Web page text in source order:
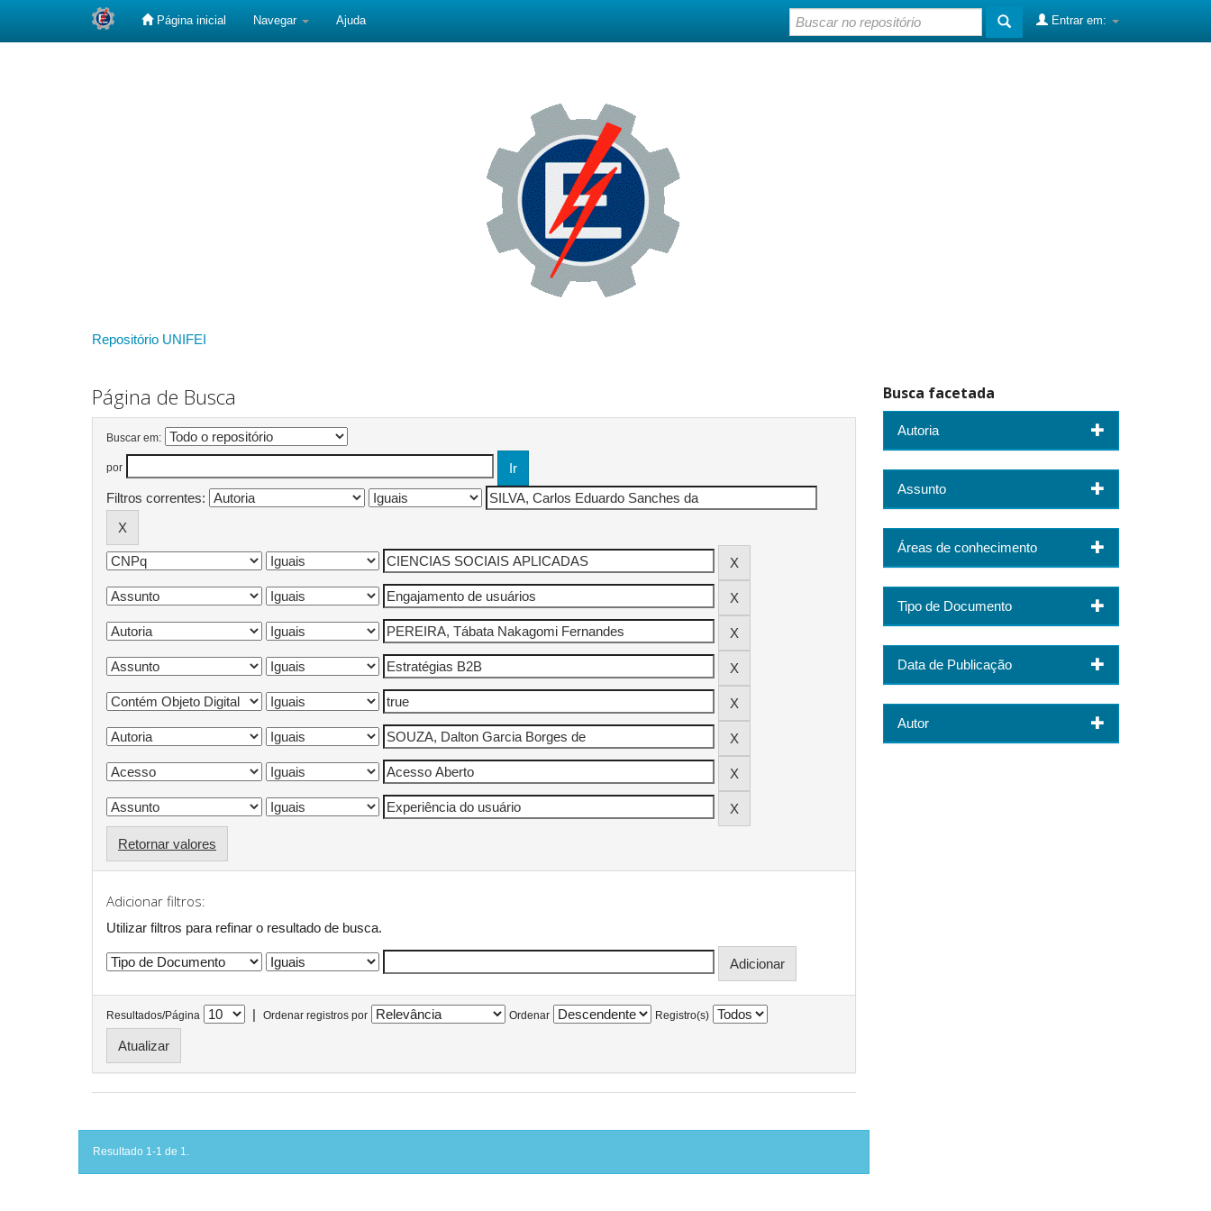
Página inicial Navegar Ajuda Entrar em:
Repositório UNIFEI
Página de Busca
Buscar em:
por
Filtros correntes:
Retornar valores
Adicionar filtros:
Utilizar filtros para refinar o resultado de busca.
Resultados/Página | Ordenar registros por Ordenar Registro(s)
Resultado 1-1 de 1.
Busca facetada
Autoria
Assunto
Áreas de conhecimento
Tipo de Documento
Data de Publicação
Autor